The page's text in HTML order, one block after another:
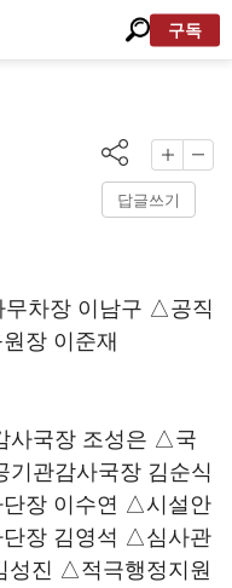
구독
답글쓰기
차장 이남구 △공직
장 이준재
사국장 조성은 △국
관감사국장 김순식
장 이수연 △시설안
장 김영석 △심사관
성진 △적극행정지원